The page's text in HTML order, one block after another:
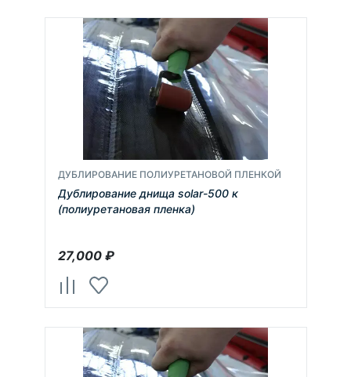
ДУБЛИРОВАНИЕ ПОЛИУРЕТАНОВОЙ ПЛЕНКОЙ
Дублирование днища solar-500 к
(полиуретановая пленка)
27,000₽